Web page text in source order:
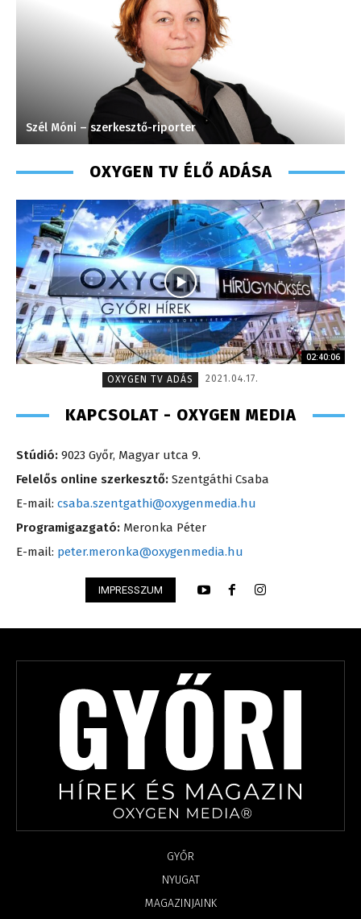
Szél Móni – szerkesztő-riporter
OXYGEN TV ÉLŐ ADÁSA
02:40:06
OXYGEN TV ADÁS
2021.04.17.
KAPCSOLAT - OXYGEN MEDIA
Stúdió: 9023 Győr, Magyar utca 9.
Felelős online szerkesztő: Szentgáthi Csaba
E-mail: csaba.szentgathi@oxygenmedia.hu
Programigazgató: Meronka Péter
E-mail: peter.meronka@oxygenmedia.hu
IMPRESSZUM
GYŐR
NYUGAT
MAGAZINJAINK